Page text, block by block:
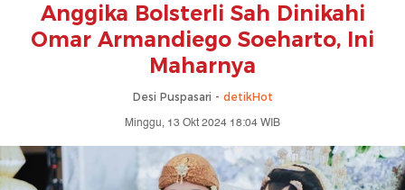
Anggika Bolsterli Sah Dinikahi
Omar Armandiego Soeharto, Ini
Maharnya
Desi Puspasari - detikHot
Minggu, 13 Okt 2024 18:04 WIB